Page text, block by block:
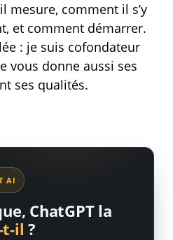
mesure, comment il s’y
et comment démarrer.
: je suis cofondateur
vous donne aussi ses
ses qualités.
AI
ChatGPT la
t-il ?